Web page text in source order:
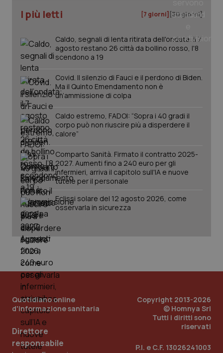
I più letti [7 giorni] [30 giorni]
Caldo, segnali di lenta ritirata dell'ondata: il 7
agosto restano 26 città da bollino rosso, l'8
scendono a 19
Covid. Il silenzio di Fauci e il perdono di Biden.
Ma il Quinto Emendamento non è
un’ammissione di colpa
Caldo estremo, FADOI: “Sopra i 40 gradi il
corpo può non riuscire più a disperdere il
calore”
Comparto Sanità. Firmato il contratto 2025-
2027. Aumenti fino a 240 euro per gli
infermieri, arriva il capitolo sull'IA e nuove
tutele per il personale
Eclissi solare del 12 agosto 2026, come
osservarla in sicurezza
Quotidiano online
d'informazione sanitaria
Direttore
responsabile
Copyright 2013-2026
© Homnya Srl
Tutti i diritti sono
riservati
P.I. e C.F. 13026241003